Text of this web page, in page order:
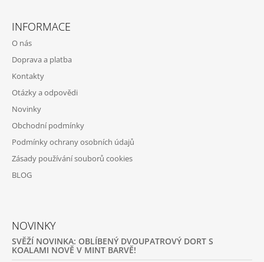
INFORMACE
O nás
Doprava a platba
Kontakty
Otázky a odpovědi
Novinky
Obchodní podmínky
Podmínky ochrany osobních údajů
Zásady používání souborů cookies
BLOG
NOVINKY
SVĚŽÍ NOVINKA: OBLÍBENÝ DVOUPATROVÝ DORT S
KOALAMI NOVĚ V MINT BARVĚ!